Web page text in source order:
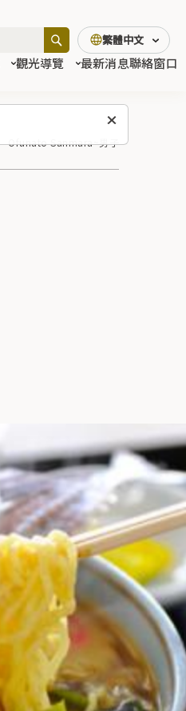
觀光導覽 最新消息聯絡窗口
繁體中文
Ofunato Sanmara~男子